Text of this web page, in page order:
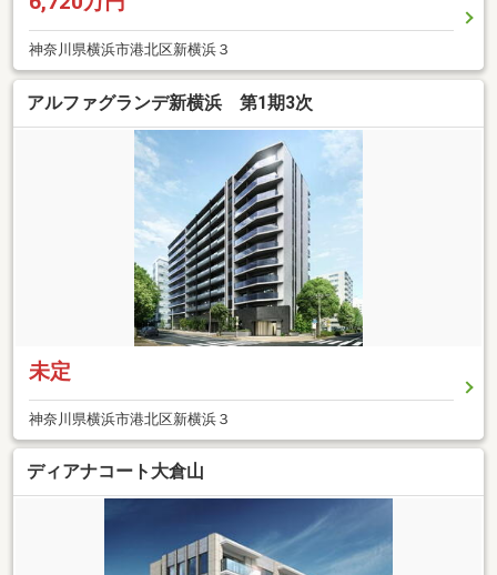
神奈川県横浜市港北区新横浜３
アルファグランデ新横浜 第1期3次
未定
神奈川県横浜市港北区新横浜３
ディアナコート大倉山